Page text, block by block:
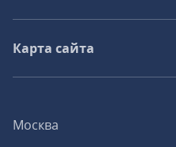
Москва
Карта сайта